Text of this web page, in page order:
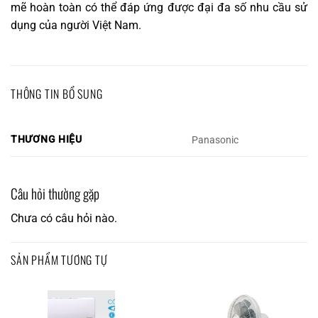
mẽ hoàn toàn có thể đáp ứng được đại đa số nhu cầu sử
dụng của người Việt Nam.
THÔNG TIN BỔ SUNG
THƯƠNG HIỆU Panasonic
Câu hỏi thường gặp
Chưa có câu hỏi nào.
SẢN PHẨM TƯƠNG TỰ